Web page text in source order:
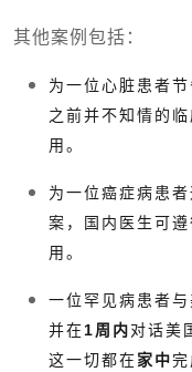
其他案例包括：
为一位心脏患者
之前并不知情的
用。
为一位癌症病患
案，国内医生可
用。
一位罕见病患者
并在1周内对话美
这一切都在家中完